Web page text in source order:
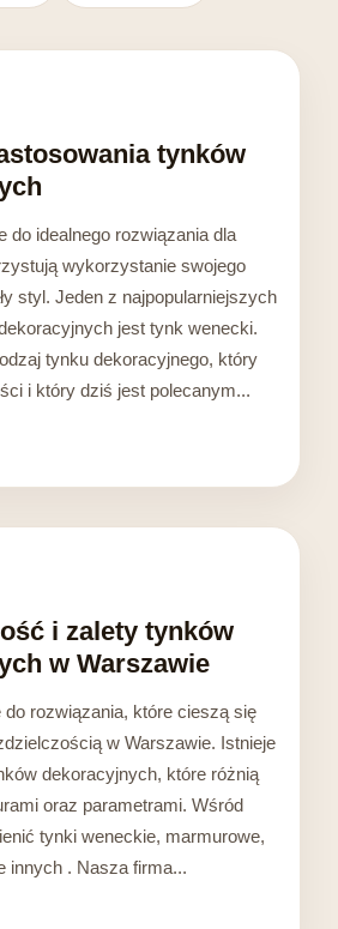
tynków
do idealnego rozwiązania dla
wykorzystanie swojego
styl. Jeden z najpopularniejszych
jest tynk wenecki.
tynku dekoracyjnego, który
i który dziś jest polecanym...
i zalety tynków
w Warszawie
do rozwiązania, które cieszą się
w Warszawie. Istnieje
dekoracyjnych, które różnią
oraz parametrami. Wśród
tynki weneckie, marmurowe,
innych . Nasza firma...